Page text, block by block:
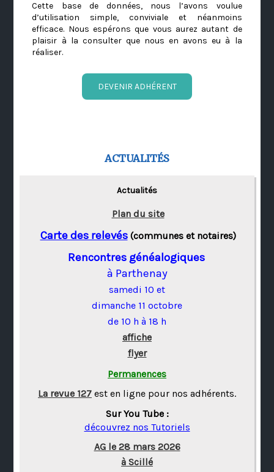
Cette base de données, nous l’avons voulue
d’utilisation simple, conviviale et néanmoins
efficace. Nous espérons que vous aurez autant de
plaisir à la consulter que nous en avons eu à la
réaliser.
DEVENIR ADHÉRENT
ACTUALITÉS
Actualités
Plan du site
Carte des relevés(communes et notaires)
Rencontres généalogiques
à Parthenay
samedi 10 et
dimanche 11 octobre
de 10 h à 18 h
affiche
flyer
Permanences
La revue 127 est en ligne pour nos adhérents.
Sur You Tube :
découvrez nos Tutoriels
AG le 28 mars 2026
à Scillé